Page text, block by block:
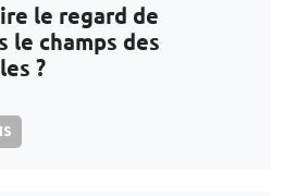
le regard de
le champs des
?